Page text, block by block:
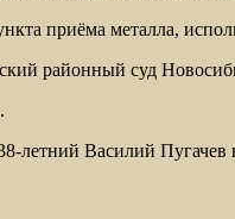
приёма металла,
районный суд
летний Василий